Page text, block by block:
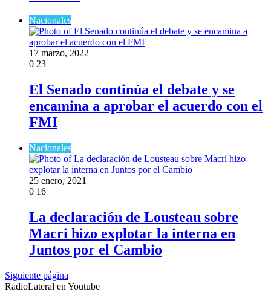
Nacionales
17 marzo, 2022
0 23
El Senado continúa el debate y se
encamina a aprobar el acuerdo con el
FMI
Nacionales
25 enero, 2021
0 16
La declaración de Lousteau sobre
Macri hizo explotar la interna en
Juntos por el Cambio
Siguiente página
RadioLateral en Youtube